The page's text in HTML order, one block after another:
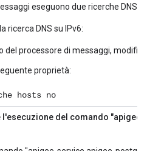
eseguono due ricerche DNS:
ricerca DNS su IPv6:
del processore di messaggi,
proprietà:
hosts no
l'esecuzione del comando